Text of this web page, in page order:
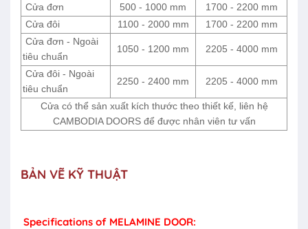
Cửa đơn
500 - 1000 mm
1700 - 2200 mm
Cửa đôi
1100 - 2000 mm
1700 - 2200 mm
Cửa đơn - Ngoài
tiêu chuẩn
1050 - 1200 mm 2205 - 4000 mm
Cửa đôi - Ngoài
tiêu chuẩn
2250 - 2400 mm 2205 - 4000 mm
Cửa có thể sản xuất kích thước theo thiết kế, liên hệ
CAMBODIA DOORS để được nhân viên tư vấn
BẢN VẼ KỸ THUẬT
Specifications of MELAMINE DOOR: